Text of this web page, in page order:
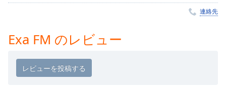
1x
Chapters
Chapters
連絡先
Exa FM のレビュー